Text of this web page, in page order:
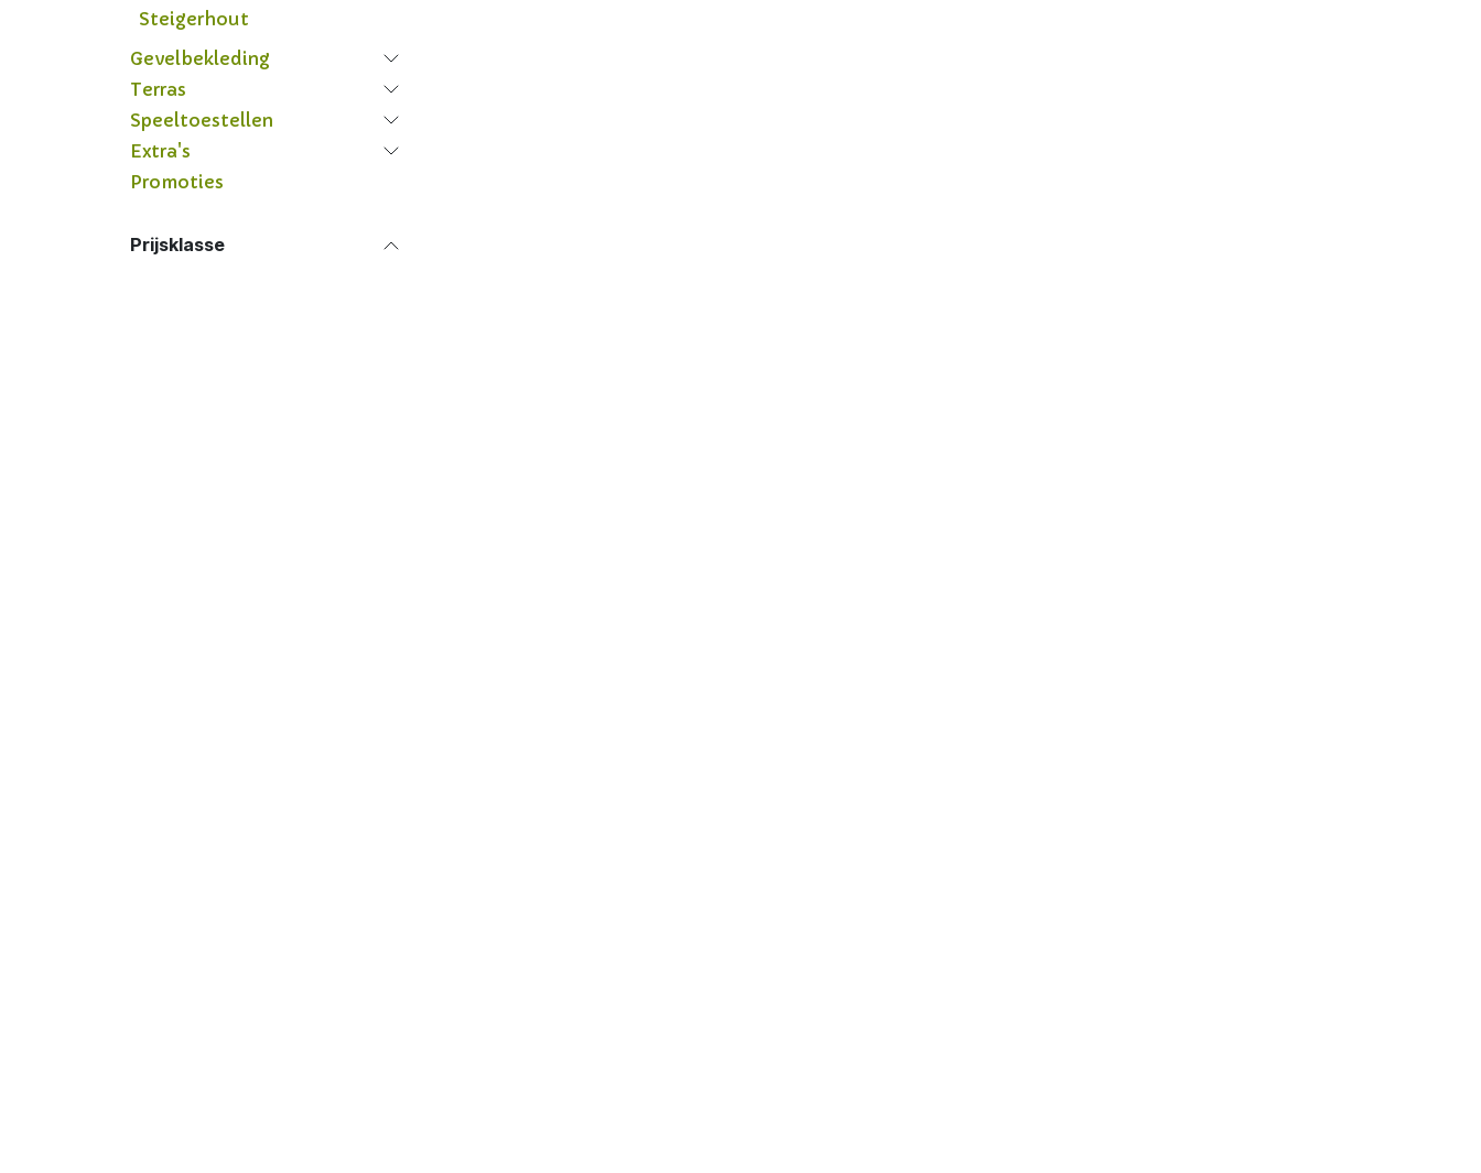
Steigerhout
Gevelbekleding
Terras
Speeltoestellen
Extra's
Promoties
Prijsklasse